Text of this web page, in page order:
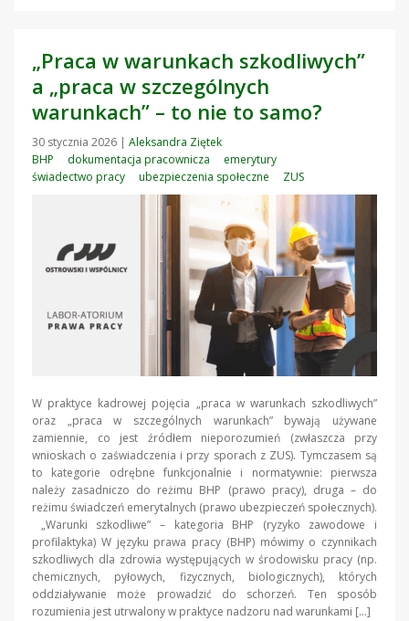
„Praca w warunkach szkodliwych”
a „praca w szczególnych
warunkach” – to nie to samo?
30 stycznia 2026 | Aleksandra Ziętek
BHP
dokumentacja pracownicza
emerytury
świadectwo pracy
ubezpieczenia społeczne ZUS
W praktyce kadrowej pojęcia „praca w warunkach szkodliwych”
oraz „praca w szczególnych warunkach” bywają używane
zamiennie, co jest źródłem nieporozumień (zwłaszcza przy
wnioskach o zaświadczenia i przy sporach z ZUS). Tymczasem są
to kategorie odrębne funkcjonalnie i normatywnie: pierwsza
należy zasadniczo do reżimu BHP (prawo pracy), druga – do
reżimu świadczeń emerytalnych (prawo ubezpieczeń społecznych).
„Warunki szkodliwe” – kategoria BHP (ryzyko zawodowe i
profilaktyka) W języku prawa pracy (BHP) mówimy o czynnikach
szkodliwych dla zdrowia występujących w środowisku pracy (np.
chemicznych, pyłowych, fizycznych, biologicznych), których
oddziaływanie może prowadzić do schorzeń. Ten sposób
rozumienia jest utrwalony w praktyce nadzoru nad warunkami […]